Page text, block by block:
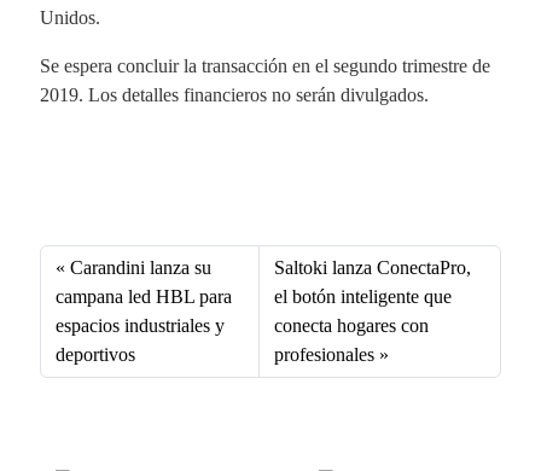
Unidos.
Se espera concluir la transacción en el segundo trimestre de
2019. Los detalles financieros no serán divulgados.
bo
ok
ed
In
ts
A
pp
Carandini lanza su
campana led HBL para
espacios industriales y
deportivos
Saltoki lanza ConectaPro,
el botón inteligente que
conecta hogares con
profesionales